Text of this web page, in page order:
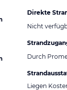
Direkte
Nicht
Durch
Liegen